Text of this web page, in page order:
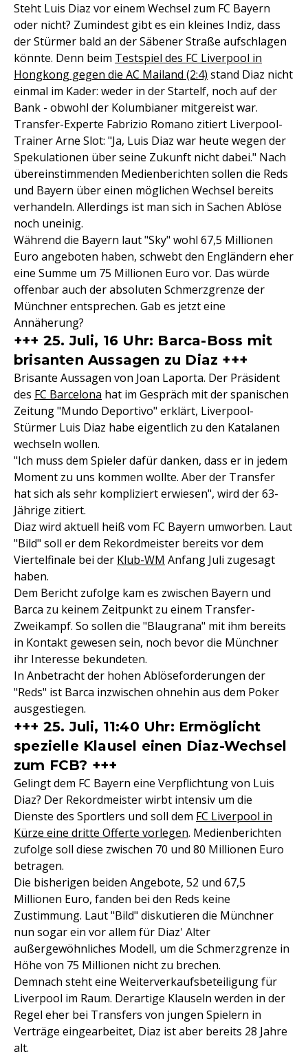
Steht Luis Diaz vor einem Wechsel zum FC Bayern
oder nicht? Zumindest gibt es ein kleines Indiz, dass
der Stürmer bald an der Säbener Straße aufschlagen
könnte. Denn beim Testspiel des FC Liverpool in
Hongkong gegen die AC Mailand (2:4) stand Diaz nicht
einmal im Kader: weder in der Startelf, noch auf der
Bank - obwohl der Kolumbianer mitgereist war.
Transfer-Experte Fabrizio Romano zitiert Liverpool-
Trainer Arne Slot: "Ja, Luis Diaz war heute wegen der
Spekulationen über seine Zukunft nicht dabei." Nach
übereinstimmenden Medienberichten sollen die Reds
und Bayern über einen möglichen Wechsel bereits
verhandeln. Allerdings ist man sich in Sachen Ablöse
noch uneinig.
Während die Bayern laut "Sky" wohl 67,5 Millionen
Euro angeboten haben, schwebt den Engländern eher
eine Summe um 75 Millionen Euro vor. Das würde
offenbar auch der absoluten Schmerzgrenze der
Münchner entsprechen. Gab es jetzt eine
Annäherung?
+++ 25. Juli, 16 Uhr: Barca-Boss mit
brisanten Aussagen zu Diaz +++
Brisante Aussagen von Joan Laporta. Der Präsident
des FC Barcelona hat im Gespräch mit der spanischen
Zeitung "Mundo Deportivo" erklärt, Liverpool-
Stürmer Luis Diaz habe eigentlich zu den Katalanen
wechseln wollen.
"Ich muss dem Spieler dafür danken, dass er in jedem
Moment zu uns kommen wollte. Aber der Transfer
hat sich als sehr kompliziert erwiesen", wird der 63-
Jährige zitiert.
Diaz wird aktuell heiß vom FC Bayern umworben. Laut
"Bild" soll er dem Rekordmeister bereits vor dem
Viertelfinale bei der Klub-WM Anfang Juli zugesagt
haben.
Dem Bericht zufolge kam es zwischen Bayern und
Barca zu keinem Zeitpunkt zu einem Transfer-
Zweikampf. So sollen die "Blaugrana" mit ihm bereits
in Kontakt gewesen sein, noch bevor die Münchner
ihr Interesse bekundeten.
In Anbetracht der hohen Ablöseforderungen der
"Reds" ist Barca inzwischen ohnehin aus dem Poker
ausgestiegen.
+++ 25. Juli, 11:40 Uhr: Ermöglicht
spezielle Klausel einen Diaz-Wechsel
zum FCB? +++
Gelingt dem FC Bayern eine Verpflichtung von Luis
Diaz? Der Rekordmeister wirbt intensiv um die
Dienste des Sportlers und soll dem FC Liverpool in
Kürze eine dritte Offerte vorlegen. Medienberichten
zufolge soll diese zwischen 70 und 80 Millionen Euro
betragen.
Die bisherigen beiden Angebote, 52 und 67,5
Millionen Euro, fanden bei den Reds keine
Zustimmung. Laut "Bild" diskutieren die Münchner
nun sogar ein vor allem für Diaz' Alter
außergewöhnliches Modell, um die Schmerzgrenze in
Höhe von 75 Millionen nicht zu brechen.
Demnach steht eine Weiterverkaufsbeteiligung für
Liverpool im Raum. Derartige Klauseln werden in der
Regel eher bei Transfers von jungen Spielern in
Verträge eingearbeitet, Diaz ist aber bereits 28 Jahre
alt.